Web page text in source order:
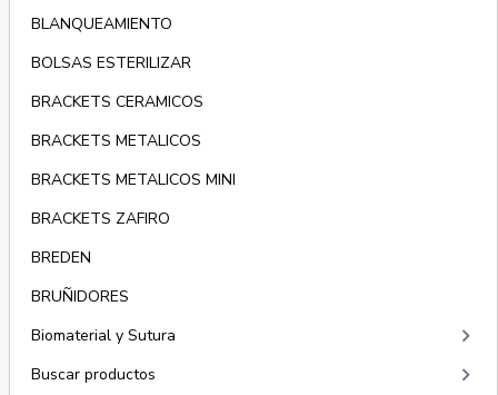
BLANQUEAMIENTO
BOLSAS ESTERILIZAR
BRACKETS CERAMICOS
BRACKETS METALICOS
BRACKETS METALICOS MINI
BRACKETS ZAFIRO
BREDEN
BRUÑIDORES
Biomaterial y Sutura
keyboard_arrow_right
Buscar productos keyboard_arrow_right